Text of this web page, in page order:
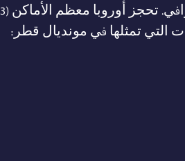
التي تمثلها في مونديال قطر: